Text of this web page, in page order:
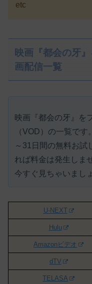
etc
映画『都会の牙
画配信一覧
映画『都会の牙』を
（VOD）の一覧で
～31日間の無料お試
れば料金は発生しま
今すぐ見ちゃいまし
U-NEXT
Hulu
Amazonビデオ
dTV
TELASA